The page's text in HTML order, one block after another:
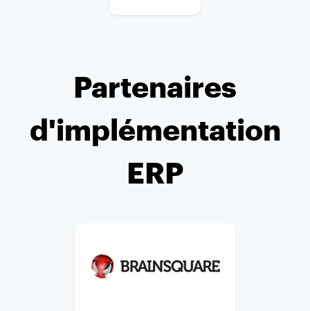
Partenaires
d'implémentation
ERP